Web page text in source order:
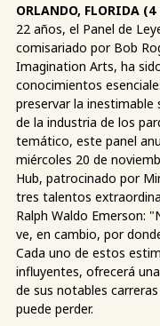
ORLANDO, FLORIDA
22 años, el Panel de
comisariado por Bob
Imagination Arts, ha
conocimientos
preservar la inestimable
de la industria de los
temático, este panel
miércoles 20 de
Hub, patrocinado por
tres talentos
Ralph Waldo Emerson:
ve, en cambio, por
Cada uno de estos
influyentes, ofrecerá
de sus notables
puede perder.